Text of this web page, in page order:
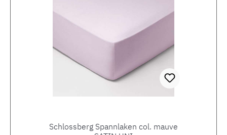
Schlossberg Spannlaken col. mauve